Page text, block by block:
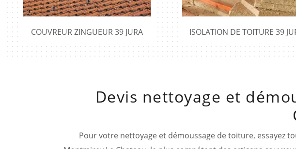
COUVREUR ZINGUEUR 39 JURA ISOLATION DE TOITURE 39
Devis nettoyage et
Pour votre nettoyage et démoussage de toiture, essayez